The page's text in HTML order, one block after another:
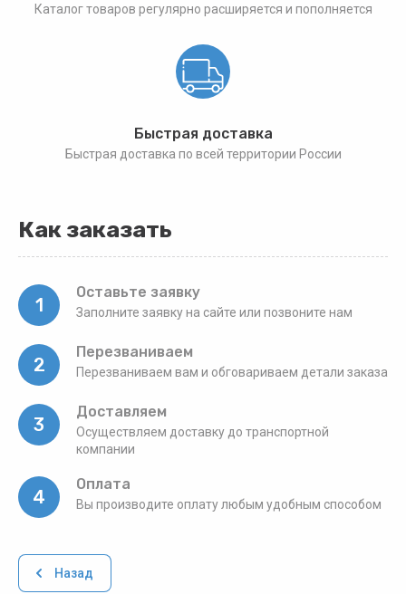
Каталог товаров регулярно расширяется и пополняется
Быстрая доставка
Быстрая доставка по всей территории России
Как заказать
1
Оставьте заявку
Заполните заявку на сайте или позвоните нам
2
Перезваниваем
Перезваниваем вам и обговариваем детали заказа
3
Доставляем
Осуществляем доставку до транспортной
компании
4
Оплата
Вы производите оплату любым удобным способом
Назад